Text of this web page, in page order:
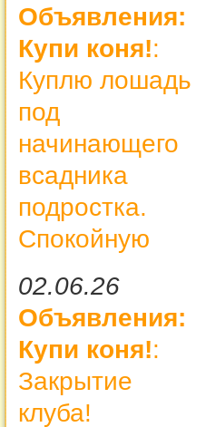
Объявления:
Купи коня!:
Куплю лошадь
под
начинающего
всадника
подростка.
Спокойную
02.06.26
Объявления:
Купи коня!:
Закрытие
клуба!